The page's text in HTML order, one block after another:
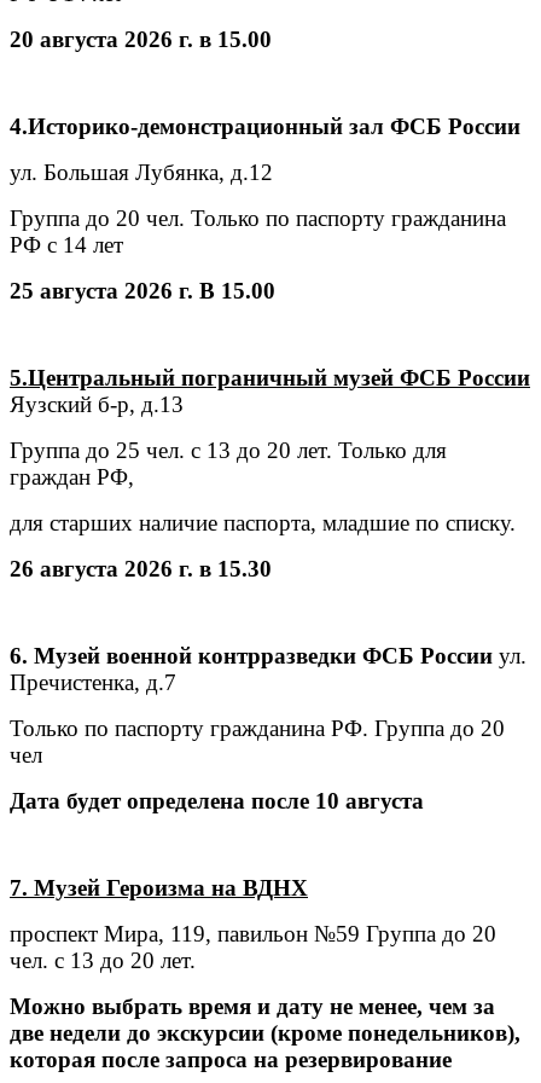
20 августа 2026 г. в 15.00
4.Историко-демонстрационный зал ФСБ России
ул. Большая Лубянка, д.12
Группа до 20 чел. Только по паспорту гражданина
РФ с 14 лет
25 августа 2026 г. В 15.00
5.Центральный пограничный музей ФСБ России
Яузский б-р, д.13
Группа до 25 чел. с 13 до 20 лет. Только для
граждан РФ,
для старших наличие паспорта, младшие по списку.
26 августа 2026 г. в 15.30
6. Музей военной контрразведки ФСБ России ул.
Пречистенка, д.7
Только по паспорту гражданина РФ. Группа до 20
чел
Дата будет определена после 10 августа
7. Музей Героизма на ВДНХ
проспект Мира, 119, павильон №59 Группа до 20
чел. с 13 до 20 лет.
Можно выбрать время и дату не менее, чем за
две недели до экскурсии (кроме понедельников),
которая после запроса на резервирование